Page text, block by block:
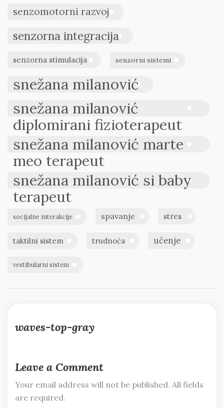
senzomotorni razvoj
senzorna integracija
senzorna stimulacija senzorni sistemi
snežana milanović
snežana milanović
diplomirani fizioterapeut
snežana milanović marte
meo terapeut
snežana milanović si baby
terapeut
socijalne interakcije spavanje stres
taktilni sistem trudnoća učenje
vestibularni sistem
waves-top-gray
Leave a Comment
Your email address will not be published. All fields
are required.